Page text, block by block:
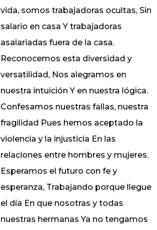
vida, somos trabajadoras ocultas, Sin
salario en casa Y trabajadoras
asalariadas fuera de la casa.
Reconocemos esta diversidad y
versatilidad, Nos alegramos en
nuestra intuición Y en nuestra lógica.
Confesamos nuestras fallas, nuestra
fragilidad Pues hemos aceptado la
violencia y la injusticia En las
relaciones entre hombres y mujeres.
Esperamos el futuro con fe y
esperanza, Trabajando porque llegue
el día En que nosotras y todas
nuestras hermanas Ya no tengamos